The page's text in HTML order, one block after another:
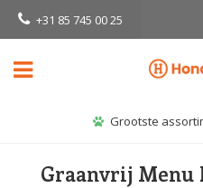
+31 85 745 00 25
Grootste
Graanvrij Menu